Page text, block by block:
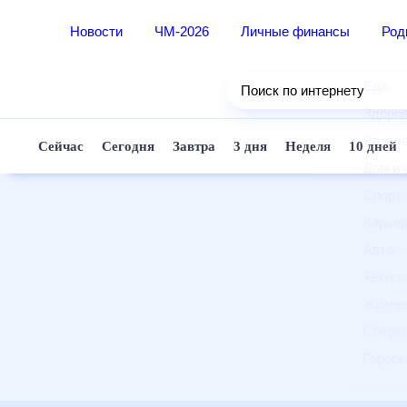
Новости ЧМ-2026 Личные финансы
Поиск по интернету
Сейчас Сегодня Завтра 3 дня Неделя 10